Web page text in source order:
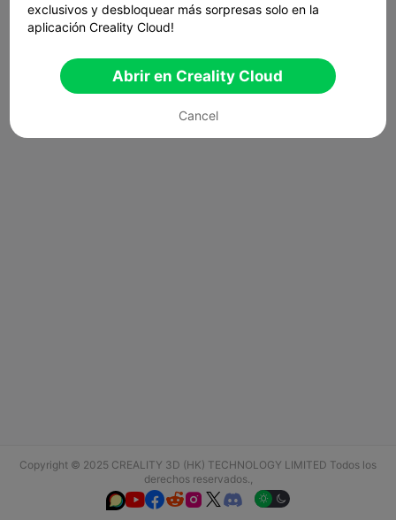
Copyright © 2025 CREALITY 3D (HK) TECHNOLOGY LIMITED Todos los
derechos reservados.,
  
exclusivos y desbloquear más sorpresas solo en la
aplicación Creality Cloud!
Abrir en Creality Cloud
Cancel